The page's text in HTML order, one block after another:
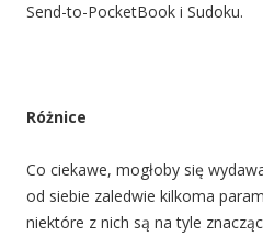
Send-to-PocketBook i Sudoku.
Różnice
Co ciekawe, mogłoby się
od siebie zaledwie kilkoma
niektóre z nich są na tyle